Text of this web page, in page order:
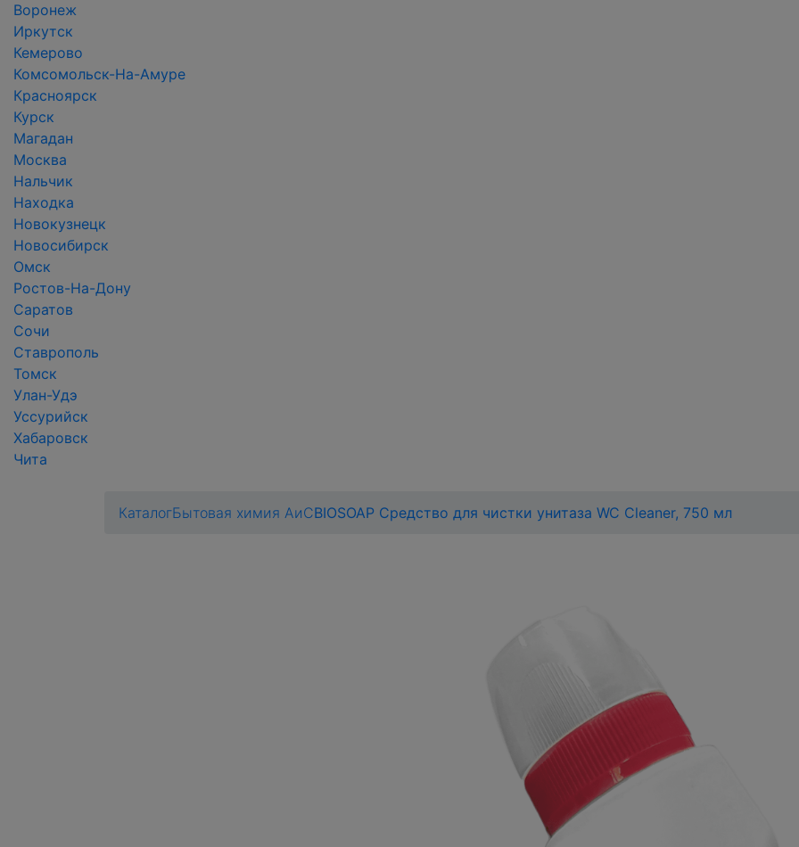
Воронеж
Иркутск
Кемерово
Комсомольск-На-Амуре
Красноярск
Курск
Магадан
Москва
Нальчик
Находка
Новокузнецк
Новосибирск
Омск
Ростов-На-Дону
Саратов
Сочи
Ставрополь
Томск
Улан-Удэ
Уссурийск
Хабаровск
Чита
КаталогБытовая химия АиСBIOSOAP Средство для чистки унитаза WC Cleaner, 750 мл